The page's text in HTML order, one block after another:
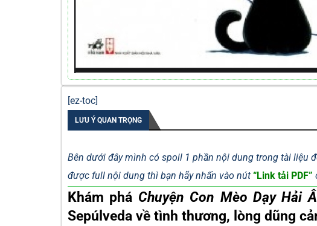
[ez-toc]
LƯU Ý QUAN TRỌNG
Bên dưới đây mình có spoil 1 phần nội dung trong tài liệu
được full nội dung thì bạn hãy nhấn vào nút “Link tải PDF”
Khám phá Chuyện Con Mèo Dạy Hải
Sepúlveda về tình thương, lòng dũng